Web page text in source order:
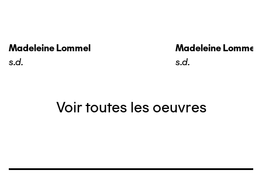
Madeleine Lommel
s.d.
Madeleine Lommel
s.d.
Voir toutes les oeuvres